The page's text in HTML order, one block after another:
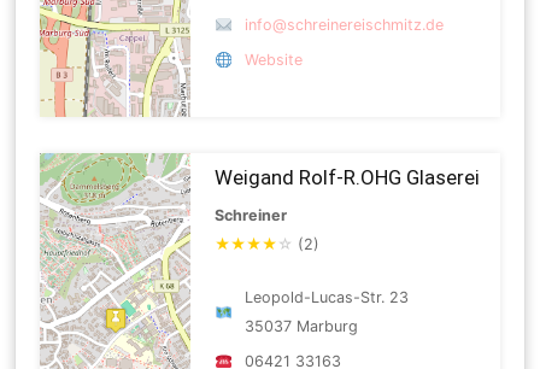
info@schreinereischmitz.de
Website
Weigand Rolf-R.OHG Glaserei
Schreiner
★★★★ ☆ (2)
Leopold-Lucas-Str. 23
35037 Marburg
06421 33163